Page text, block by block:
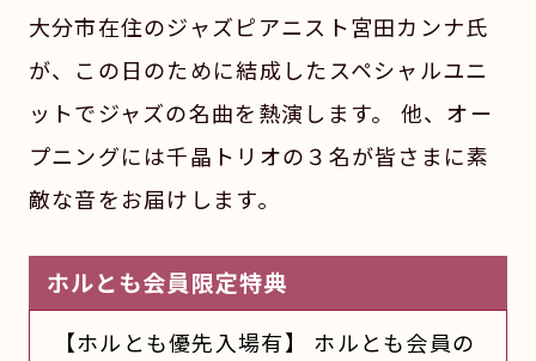
大分市在住のジャズピアニスト宮田カンナ氏
が、この日のために結成したスペシャルユニ
ットでジャズの名曲を熱演します。 他、オー
プニングには千晶トリオの３名が皆さまに素
敵な音をお届けします。
ホルとも会員限定特典
【ホルとも優先入場有】 ホルとも会員の